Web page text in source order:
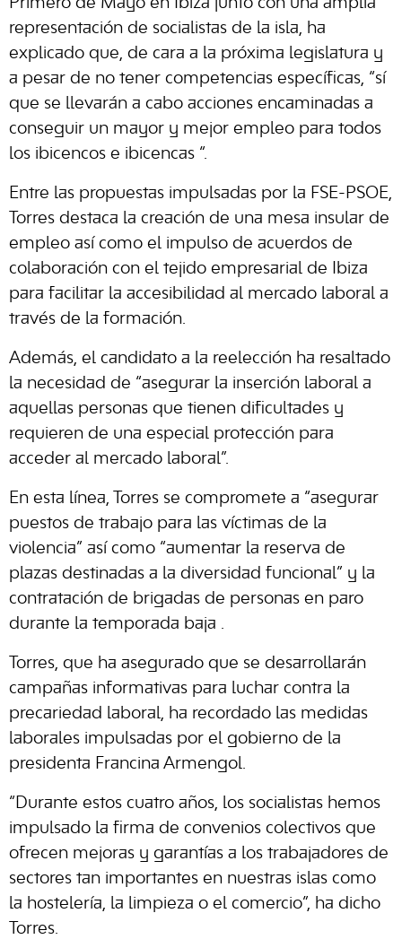
Primero de Mayo en Ibiza junto con una amplia
representación de socialistas de la isla, ha
explicado que, de cara a la próxima legislatura y
a pesar de no tener competencias específicas, “sí
que se llevarán a cabo acciones encaminadas a
conseguir un mayor y mejor empleo para todos
los ibicencos e ibicencas “.
Entre las propuestas impulsadas por la FSE-PSOE,
Torres destaca la creación de una mesa insular de
empleo así como el impulso de acuerdos de
colaboración con el tejido empresarial de Ibiza
para facilitar la accesibilidad al mercado laboral a
través de la formación.
Además, el candidato a la reelección ha resaltado
la necesidad de “asegurar la inserción laboral a
aquellas personas que tienen dificultades y
requieren de una especial protección para
acceder al mercado laboral”.
En esta línea, Torres se compromete a “asegurar
puestos de trabajo para las víctimas de la
violencia” así como “aumentar la reserva de
plazas destinadas a la diversidad funcional” y la
contratación de brigadas de personas en paro
durante la temporada baja .
Torres, que ha asegurado que se desarrollarán
campañas informativas para luchar contra la
precariedad laboral, ha recordado las medidas
laborales impulsadas por el gobierno de la
presidenta Francina Armengol.
“Durante estos cuatro años, los socialistas hemos
impulsado la firma de convenios colectivos que
ofrecen mejoras y garantías a los trabajadores de
sectores tan importantes en nuestras islas como
la hostelería, la limpieza o el comercio”, ha dicho
Torres.